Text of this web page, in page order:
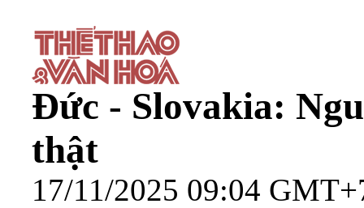
Đức - Slovakia:
thật
17/11/2025 09:04